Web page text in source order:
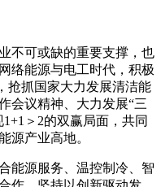
不可或缺的重要支撑，也
络能源与电工时代，积极
抢抓国家大力发展清洁能
会议精神、大力发展“三
＞2的双赢局面，共同
源产业高地。
能源服务、温控制冷、智